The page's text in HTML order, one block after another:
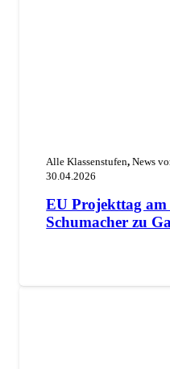
Alle Klassenstufen,News
30.04.2026
EU Projekttag am
Schumacher zu